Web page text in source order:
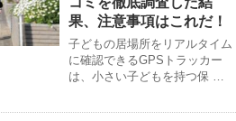
果、注意事項はこれだ！
子どもの居場所をリアルタイム
に確認できるGPSトラッカー
は、小さい子どもを持つ保 …